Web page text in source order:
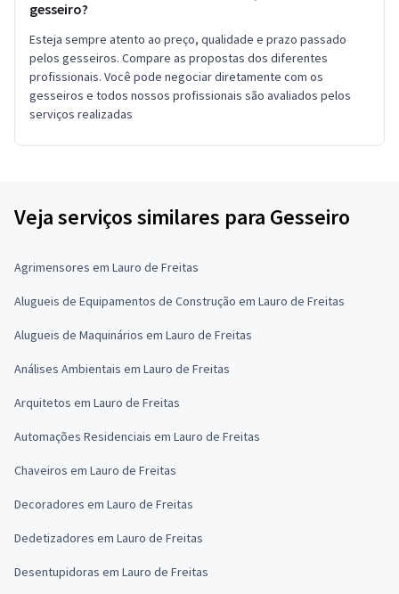
gesseiro?
Esteja sempre atento ao preço, qualidade e prazo passado
pelos gesseiros. Compare as propostas dos diferentes
profissionais. Você pode negociar diretamente com os
gesseiros e todos nossos profissionais são avaliados pelos
serviços realizadas
Veja serviços similares para Gesseiro
Agrimensores em Lauro de Freitas
Alugueis de Equipamentos de Construção em Lauro de Freitas
Alugueis de Maquinários em Lauro de Freitas
Análises Ambientais em Lauro de Freitas
Arquitetos em Lauro de Freitas
Automações Residenciais em Lauro de Freitas
Chaveiros em Lauro de Freitas
Decoradores em Lauro de Freitas
Dedetizadores em Lauro de Freitas
Desentupidoras em Lauro de Freitas